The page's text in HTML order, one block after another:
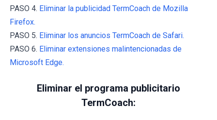
PASO 4. Eliminar la publicidad TermCoach de Mozilla
Firefox.
PASO 5. Eliminar los anuncios TermCoach de Safari.
PASO 6. Eliminar extensiones malintencionadas de
Microsoft Edge.
Eliminar el programa publicitario
TermCoach: